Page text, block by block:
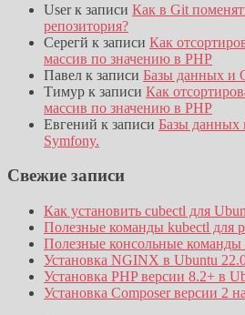
Userк записи Как в Git
репозитория?
Серегй к записи Как
массив по значению в PHP
Павел к записи Базы данных и
Тимур к записи Как
массив по значению в PHP
Евгений к записи Базы данных
Symfony.
Свежие записи
Как установить cubectl для
Полезные команды kubectl для
Полезные консольные команды
Установка NGINX в Ubuntu
Установка PHP версии 8.2+ в
Установка Composer версии 2